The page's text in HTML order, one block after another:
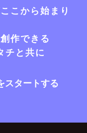
こから始まり
作できる
チと共に
スタートする